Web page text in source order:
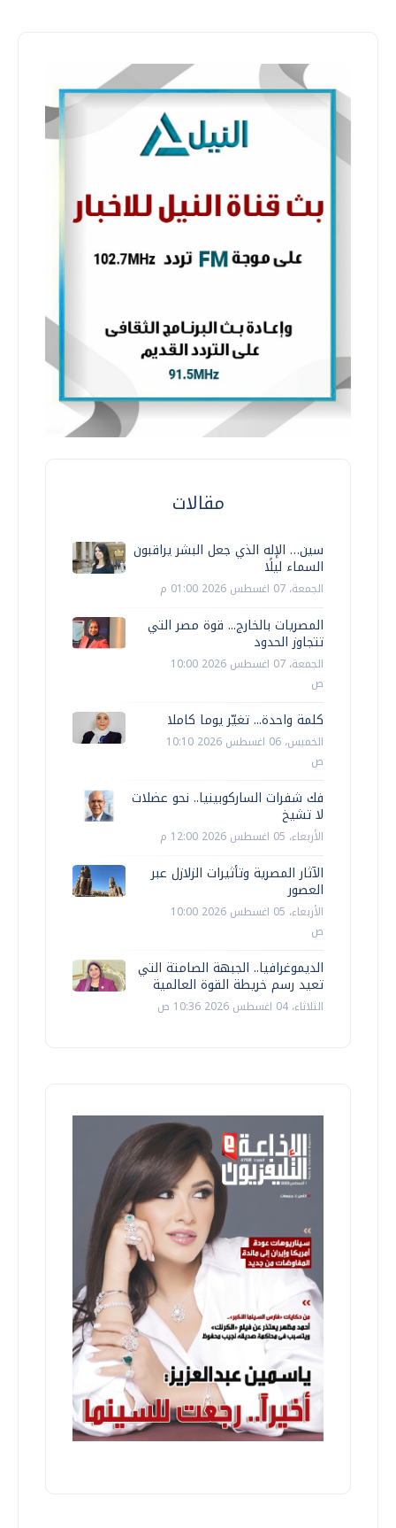
مقالات
سين… الإله الذي جعل البشر يراقبون
السماء ليلًا
الجمعة، 07 اغسطس 2026 01:00 م
المصريات بالخارج... قوة مصر التي
تتجاوز الحدود
الجمعة، 07 اغسطس 2026 10:00
ص
كلمة واحدة... تغيّر يوما كاملا
الخميس، 06 اغسطس 2026 10:10
ص
فك شفرات الساركوبينيا.. نحو عضلات
لا تشيخ
الأربعاء، 05 اغسطس 2026 12:00 م
الآثار المصرية وتأثيرات الزلازل عبر
العصور
الأربعاء، 05 اغسطس 2026 10:00
ص
الديموغرافيا.. الجبهة الصامتة التي
تعيد رسم خريطة القوة العالمية
الثلاثاء، 04 اغسطس 2026 10:36 ص